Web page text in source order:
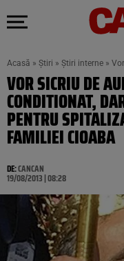
Acasă » Știri » Știri interne »
VOR SICRIU DE
CONDITIONAT,
PENTRU
FAMILIEI CIOABA
DE:CANCAN
19/08/2013 | 08:28